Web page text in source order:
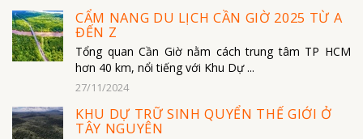
CẨM NANG DU LỊCH CẦN GIỜ 2025 TỪ A
ĐẾN Z
Tổng quan Cần Giờ nằm cách trung tâm TP HCM
hơn 40 km, nổi tiếng với Khu Dự ...
27/11/2024
KHU DỰ TRỮ SINH QUYỂN THẾ GIỚI Ở
TÂY NGUYÊN